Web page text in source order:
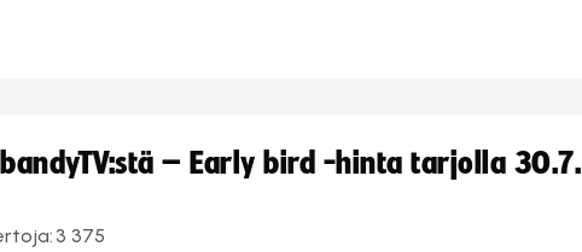
– Early bird -hinta tarjolla 30.7.
3 375